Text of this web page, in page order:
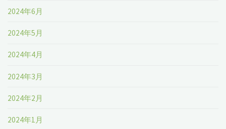
2024年6月
2024年5月
2024年4月
2024年3月
2024年2月
2024年1月